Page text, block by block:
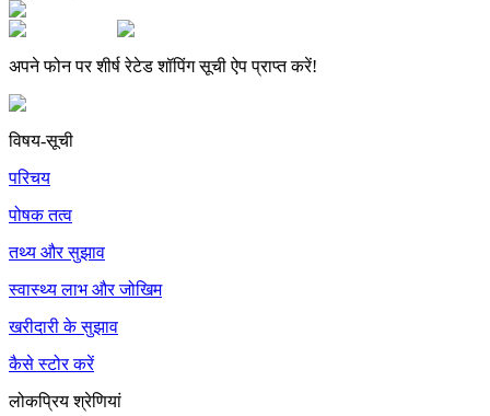
अपने फोन पर शीर्ष रेटेड शॉपिंग सूची ऐप प्राप्त करें!
विषय-सूची
परिचय
पोषक तत्व
तथ्य और सुझाव
स्वास्थ्य लाभ और जोखिम
खरीदारी के सुझाव
कैसे स्टोर करें
लोकप्रिय श्रेणियां